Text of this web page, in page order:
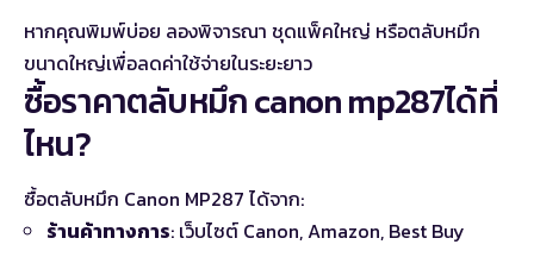
หากคุณพิมพ์บ่อย ลองพิจารณา ชุดแพ็คใหญ่ หรือตลับหมึก
ขนาดใหญ่เพื่อลดค่าใช้จ่ายในระยะยาว
ซื้อราคาตลับหมึก canon mp287ได้ที่
ไหน?
ซื้อตลับหมึก Canon MP287 ได้จาก:
ร้านค้าทางการ: เว็บไซต์ Canon, Amazon, Best Buy